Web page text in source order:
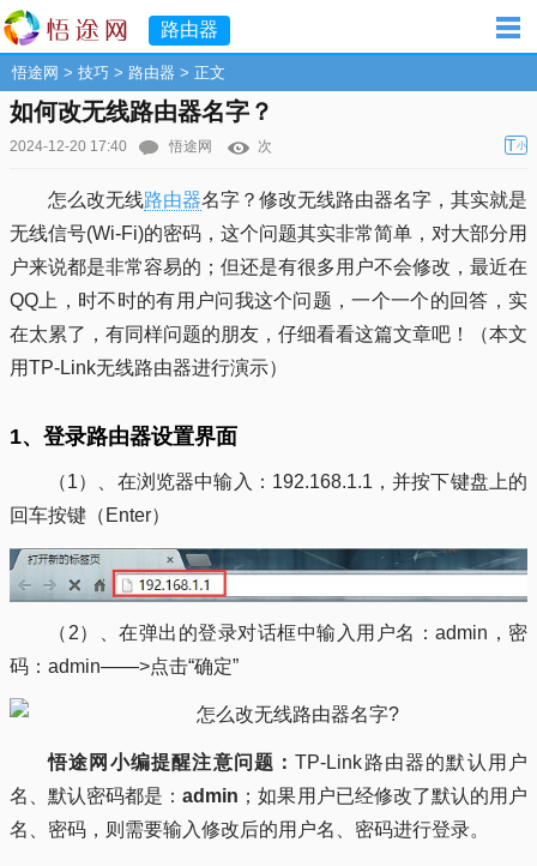
路由器
悟途网 > 技巧 > 路由器 > 正文
如何改无线路由器名字？
2024-12-20 17:40 悟途网 次 T小
怎么改无线路由器名字？修改无线路由器名字，其实就是
无线信号(Wi-Fi)的密码，这个问题其实非常简单，对大部分用
户来说都是非常容易的；但还是有很多用户不会修改，最近在
QQ上，时不时的有用户问我这个问题，一个一个的回答，实
在太累了，有同样问题的朋友，仔细看看这篇文章吧！（本文
用TP-Link无线路由器进行演示）
1、登录路由器设置界面
（1）、在浏览器中输入：192.168.1.1，并按下键盘上的
回车按键（Enter）
（2）、在弹出的登录对话框中输入用户名：admin，密
码：admin——>点击“确定”
悟途网小编提醒注意问题：TP-Link路由器的默认用户
名、默认密码都是：admin ；如果用户已经修改了默认的用户
名、密码，则需要输入修改后的用户名、密码进行登录。